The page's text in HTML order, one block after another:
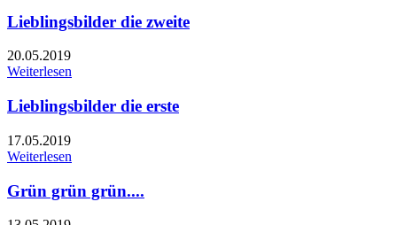
Lieblingsbilder die zweite
20.05.2019
Weiterlesen
Lieblingsbilder die erste
17.05.2019
Weiterlesen
Grün grün grün....